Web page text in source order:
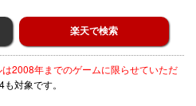
楽天で検索
2008年までのゲームに限らせていただ
対象です。